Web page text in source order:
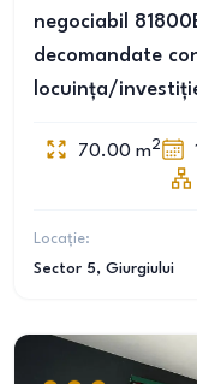
negociabil
decomandate
locuința/
70.00 m2
Locație:
Sector 5, Giurgiului